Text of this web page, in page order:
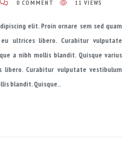
0 COMMENT 11 VIEWS
elit. Proin ornare sem sed quam
ultrices libero. Curabitur vulputate
a nibh mollis blandit. Quisque varius
libero. Curabitur vulputate vestibulum
blandit. Quisque..